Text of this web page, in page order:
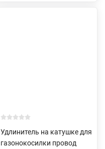
Удлинитель на катушке для
газонокосилки провод